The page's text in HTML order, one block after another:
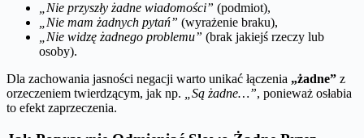
„Nie przyszły żadne wiadomości” (podmiot),
„Nie mam żadnych pytań” (wyrażenie braku),
„Nie widzę żadnego problemu” (brak jakiejś rzeczy lub
osoby).
Dla zachowania jasności negacji warto unikać łączenia „żadne” z
orzeczeniem twierdzącym, jak np.
„Są żadne…”, ponieważ osłabia
to efekt zaprzeczenia.